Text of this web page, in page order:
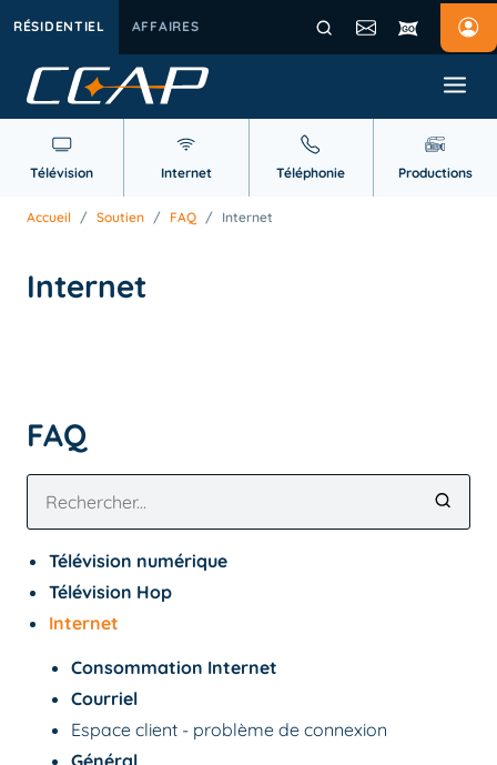
RÉSIDENTIEL AFFAIRES
Télévision Internet Téléphonie Productions
Accueil / Soutien / FAQ / Internet
FAQ
Télévision numérique
Télévision Hop
Internet
Consommation Internet
Courriel
Espace client - problème de connexion
Général
Internet